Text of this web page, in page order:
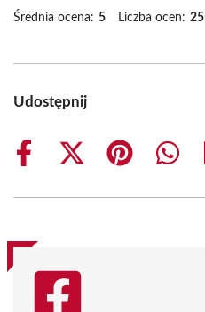
Średnia ocena: 5 Liczba ocen: 25
Udostępnij
Share
Share
(Twitter)
Share
Share